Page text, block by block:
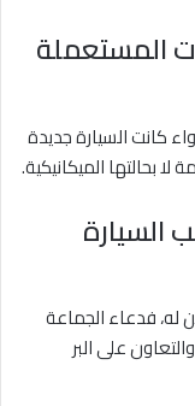
المستعملة
كانت السيارة جديدة
بحالتها الميكانيكية.
له، فدعاء الجماعة
على البر